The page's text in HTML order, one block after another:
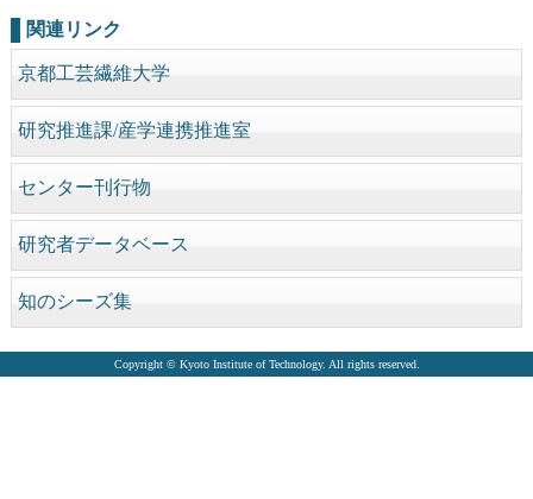
関連リンク
京都工芸繊維大学
研究推進課/産学連携推進室
センター刊行物
研究者データベース
知のシーズ集
Copyright © Kyoto Institute of Technology. All rights reserved.